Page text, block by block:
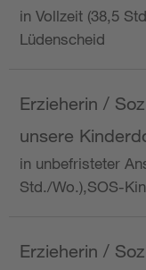
in Vollzeit (38,5
Lüdenscheid
Erzieherin /
unsere
in unbefristeter
Std./Wo.),SOS-
Erzieherin /